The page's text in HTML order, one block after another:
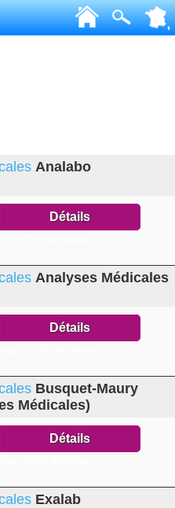
Analabo
Détails
Analyses Médicales
Détails
Busquet-Maury
Médicales)
Détails
Exalab